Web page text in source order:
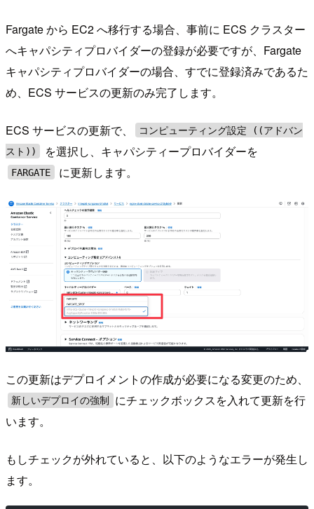
Fargate から EC2 へ移行する場合、事前に ECS クラスター
へキャパシティプロバイダーの登録が必要ですが、Fargate
キャパシティプロバイダーの場合、すでに登録済みであるた
め、ECS サービスの更新のみ完了します。
ECS サービスの更新で、
コンピューティング設定 ((アドバン
スト))
を選択し、キャパシティープロバイダーを
FARGATE に更新します。
この更新はデプロイメントの作成が必要になる変更のため、
新しいデプロイの強制
にチェックボックスを入れて更新を行
います。
もしチェックが外れていると、以下のようなエラーが発生し
ます。